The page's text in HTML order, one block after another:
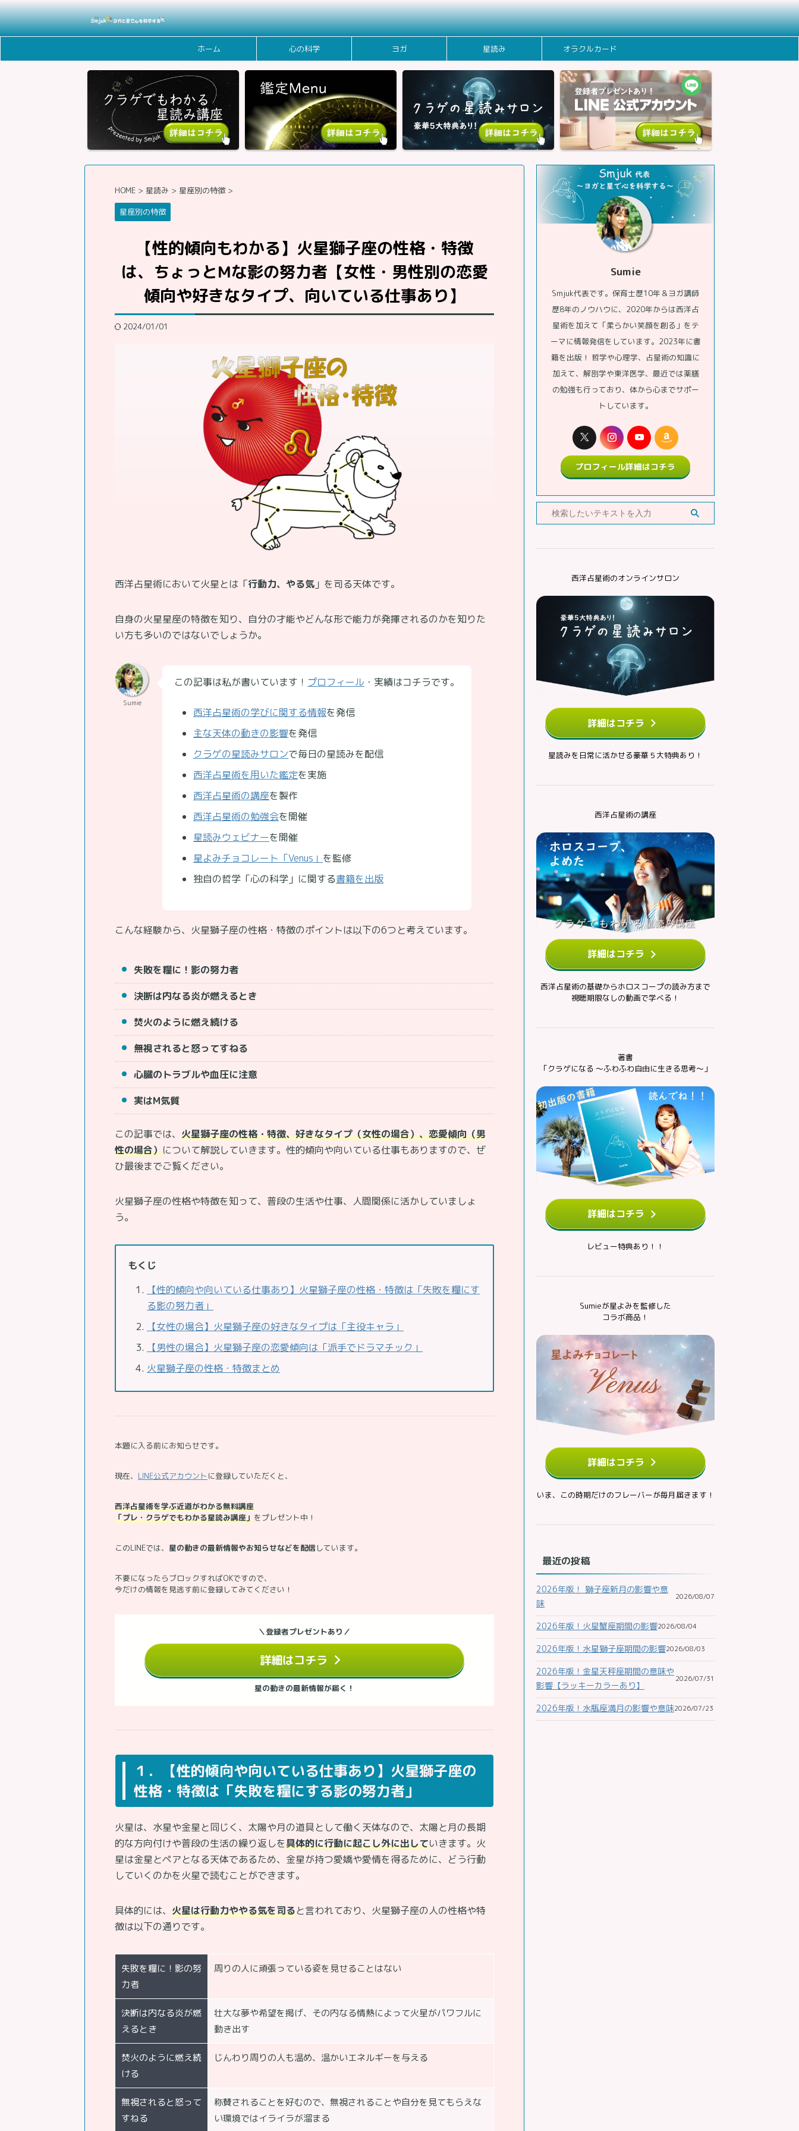
ホーム 心の科学 ヨガ 星読み オラクルカード
HOME > 星読み > 星座別の特徴 >
星座別の特徴
【性的傾向もわかる】火星獅子座の性格・特徴
は、ちょっとMな影の努力者【女性・男性別の恋愛
傾向や好きなタイプ、向いている仕事あり】
2024/01/01
西洋占星術において火星とは「行動力、やる気 」を司る天体です。
自身の火星星座の特徴を知り、自分の才能やどんな形で能力が発揮されるのかを知りた
い方も多いのではないでしょうか。
Sumie
この記事は私が書いています！ プロフィール ・実績はコチラです。
西洋占星術の学びに関する情報を発信
主な天体の動きの影響を発信
クラゲの星読みサロンで毎日の星読みを配信
西洋占星術を用いた鑑定を実施
西洋占星術の講座を製作
西洋占星術の勉強会を開催
星読みウェビナーを開催
星よみチョコレート「Venus」 を監修
独自の哲学「心の科学」に関する書籍を出版
こんな経験から、火星獅子座の性格・特徴のポイントは以下の6つと考えています。
失敗を糧に！影の努力者
決断は内なる炎が燃えるとき
焚火のように燃え続ける
無視されると怒ってすねる
心臓のトラブルや血圧に注意
実はM気質
この記事では、 火星獅子座の性格・特徴、好きなタイプ（女性の場合）、恋愛傾向（男
性の場合）について解説していきます。性的傾向や向いている仕事もありますので、ぜ
ひ最後までご覧ください。
火星獅子座の性格や特徴を知って、普段の生活や仕事、人間関係に活かしていましょ
う。
もくじ
【性的傾向や向いている仕事あり】火星獅子座の性格・特徴は「失敗を糧にす
る影の努力者」
【女性の場合】火星獅子座の好きなタイプは「主役キャラ」
【男性の場合】火星獅子座の恋愛傾向は「派手でドラマチック」
火星獅子座の性格・特徴まとめ
本題に入る前にお知らせです。
現在、 LINE公式アカウント に登録していただくと、
西洋占星術を学ぶ近道がわかる無料講座
「プレ・クラゲでもわかる星読み講座」 をプレゼント中！
このLINEでは、 星の動きの最新情報やお知らせなどを配信しています。
不要になったらブロックすればOKですので、
今だけの情報を見逃す前に登録してみてください！
＼登録者プレゼントあり／
詳細はコチラ
星の動きの最新情報が届く！
１．【性的傾向や向いている仕事あり】火星獅子座の
性格・特徴は「失敗を糧にする影の努力者」
火星は、水星や金星と同じく、太陽や月の道具として働く天体なので、太陽と月の長期
的な方向付けや普段の生活の繰り返しを具体的に行動に起こし外に出していきます。火
星は金星とペアとなる天体であるため、金星が持つ愛嬌や愛情を得るために、どう行動
していくのかを火星で読むことができます。
具体的には、 火星は行動力ややる気を司ると言われており、火星獅子座の人の性格や特
徴は以下の通りです。
失敗を糧に！影の努
力者
周りの人に頑張っている姿を見せることはない
決断は内なる炎が燃
えるとき
壮大な夢や希望を掲げ、その内なる情熱によって火星がパワフルに
動き出す
焚火のように燃え続
ける
じんわり周りの人も温め、温かいエネルギーを与える
無視されると怒って
すねる
称賛されることを好むので、無視されることや自分を見てもらえな
い環境ではイライラが溜まる
Sumie
Smjuk代表です。保育士歴10年＆ヨガ講師
歴8年のノウハウに、2020年からは西洋占
星術を加えて「柔らかい笑顔を創る」をテ
ーマに情報発信をしています。2023年に書
籍を出版！ 哲学や心理学、占星術の知識に
加えて、解剖学や東洋医学、最近では薬膳
の勉強も行っており、体から心までサポー
トしています。
プロフィール詳細はコチラ
西洋占星術のオンラインサロン
詳細はコチラ
星読みを日常に活かせる豪華５大特典あり！
西洋占星術の講座
詳細はコチラ
西洋占星術の基礎からホロスコープの読み方まで
視聴期限なしの動画で学べる！
著書
「クラゲになる ～ふわふわ自由に生きる思考～」
詳細はコチラ
レビュー特典あり！！
Sumieが星よみを監修した
コラボ商品！
詳細はコチラ
いま、この時期だけのフレーバーが毎月届きます！
最近の投稿
2026年版！ 獅子座新月の影響や意
味
2026/08/07
2026年版！火星蟹座期間の影響2026/08/04
2026年版！水星獅子座期間の影響2026/08/03
2026年版！金星天秤座期間の意味や
影響【ラッキーカラーあり】
2026/07/31
2026年版！水瓶座満月の影響や意味2026/07/23